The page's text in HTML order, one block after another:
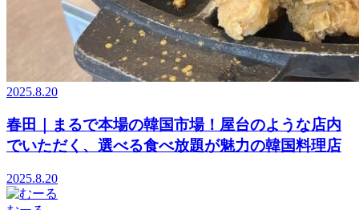
2025.8.20
春田｜まるで本場の韓国市場！屋台のような店内
でいただく、選べる食べ放題が魅力の韓国料理店
2025.8.20